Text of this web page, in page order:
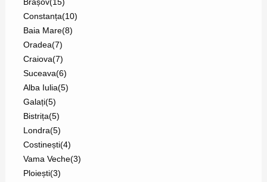
Brașov(15)
Constanța(10)
Baia Mare(8)
Oradea(7)
Craiova(7)
Suceava(6)
Alba Iulia(5)
Galați(5)
Bistrița(5)
Londra(5)
Costinești(4)
Vama Veche(3)
Ploiești(3)